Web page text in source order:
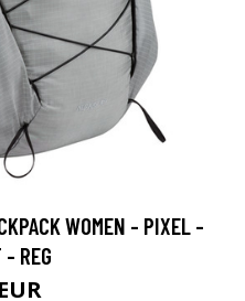
WOMEN - PIXEL -
- REG